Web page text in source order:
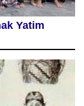
Yatim